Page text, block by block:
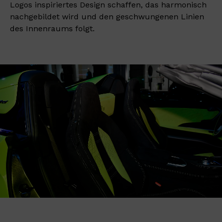
Logos inspiriertes Design schaffen, das harmonisch
nachgebildet wird und den geschwungenen Linien
des Innenraums folgt.